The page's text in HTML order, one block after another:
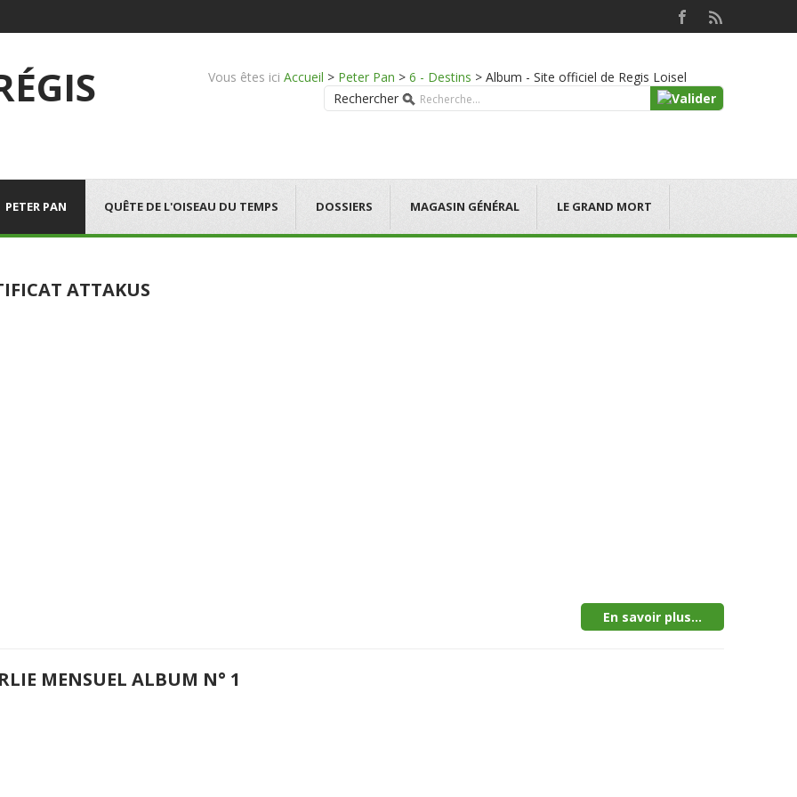
Vous êtes ici Accueil > Peter Pan > 6 - Destins > Album - Site officiel de Regis Loisel
Rechercher
PETER PAN QUÊTE DE L'OISEAU DU TEMPS DOSSIERS MAGASIN GÉNÉRAL LE GRAND MORT
ATTAKUS
En savoir plus...
MENSUEL ALBUM N° 1